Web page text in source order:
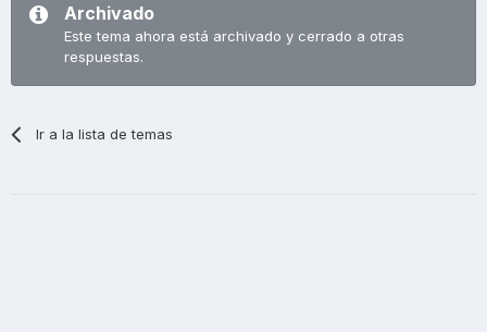
Archivado
Este tema ahora está archivado y cerrado a otras
respuestas.
Ir a la lista de temas